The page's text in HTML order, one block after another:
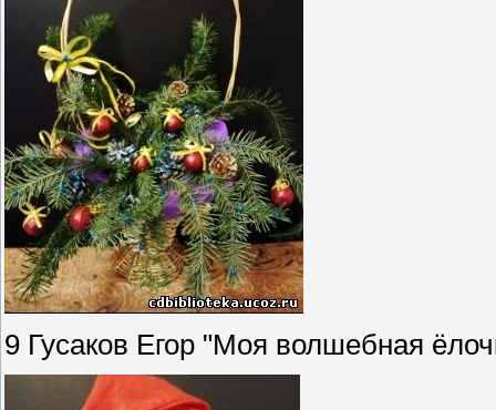
9 Гусаков Егор "Моя волшебная